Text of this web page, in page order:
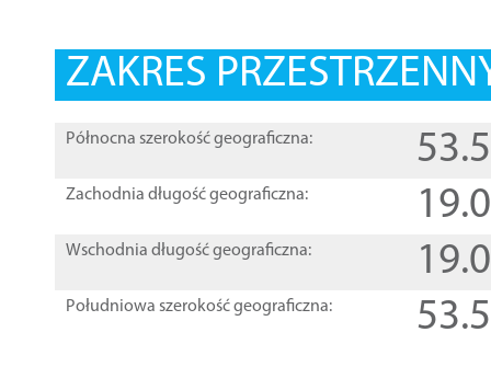
ZAKRES
Północna szerokość geograficzna:
Zachodnia długość geograficzna:
Wschodnia długość geograficzna:
Południowa szerokość geograficzna: